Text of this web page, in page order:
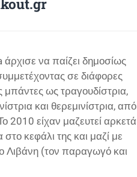
να παίζει δημοσίως
σε διάφορες
μπάντες ως τραγουδίστρια,
και θερεμινίστρια, από
2010 είχαν μαζευτεί αρκετά
στο κεφάλι της και μαζί με
Λιβάνη (τον παραγωγό και